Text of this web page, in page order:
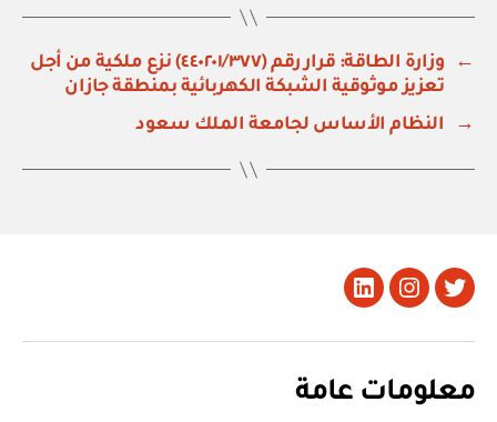
←
وزارة الطاقة: قرار رقم (٤٤٠٢٠١/٣٧٧) نزع ملكية من أجل
تعزيز موثوقية الشبكة الكهربائية بمنطقة جازان
→
النظام الأساس لجامعة الملك سعود
تويتر Instagram
LinkedIn
معلومات عامة